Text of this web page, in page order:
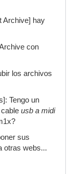
Archive] hay
con
los archivos
Tengo un
usb a midi
sus
otras webs...